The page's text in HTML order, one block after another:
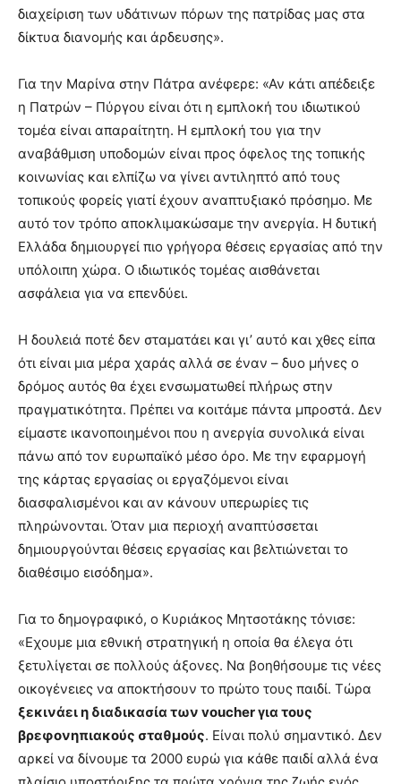
διαχείριση των υδάτινων πόρων της πατρίδας μας στα
δίκτυα διανομής και άρδευσης».
Για την Μαρίνα στην Πάτρα ανέφερε: «Αν κάτι απέδειξε
η Πατρών – Πύργου είναι ότι η εμπλοκή του ιδιωτικού
τομέα είναι απαραίτητη. Η εμπλοκή του για την
αναβάθμιση υποδομών είναι προς όφελος της τοπικής
κοινωνίας και ελπίζω να γίνει αντιληπτό από τους
τοπικούς φορείς γιατί έχουν αναπτυξιακό πρόσημο. Με
αυτό τον τρόπο αποκλιμακώσαμε την ανεργία. Η δυτική
Ελλάδα δημιουργεί πιο γρήγορα θέσεις εργασίας από την
υπόλοιπη χώρα. Ο ιδιωτικός τομέας αισθάνεται
ασφάλεια για να επενδύει.
Η δουλειά ποτέ δεν σταματάει και γι’ αυτό και χθες είπα
ότι είναι μια μέρα χαράς αλλά σε έναν – δυο μήνες ο
δρόμος αυτός θα έχει ενσωματωθεί πλήρως στην
πραγματικότητα. Πρέπει να κοιτάμε πάντα μπροστά. Δεν
είμαστε ικανοποιημένοι που η ανεργία συνολικά είναι
πάνω από τον ευρωπαϊκό μέσο όρο. Με την εφαρμογή
της κάρτας εργασίας οι εργαζόμενοι είναι
διασφαλισμένοι και αν κάνουν υπερωρίες τις
πληρώνονται. Όταν μια περιοχή αναπτύσσεται
δημιουργούνται θέσεις εργασίας και βελτιώνεται το
διαθέσιμο εισόδημα».
Για το δημογραφικό, ο Κυριάκος Μητσοτάκης τόνισε:
«Εχουμε μια εθνική στρατηγική η οποία θα έλεγα ότι
ξετυλίγεται σε πολλούς άξονες. Να βοηθήσουμε τις νέες
οικογένειες να αποκτήσουν το πρώτο τους παιδί. Τώρα
ξεκινάει η διαδικασία των voucher για τους
βρεφονηπιακούς σταθμούς. Είναι πολύ σημαντικό. Δεν
αρκεί να δίνουμε τα 2000 ευρώ για κάθε παιδί αλλά ένα